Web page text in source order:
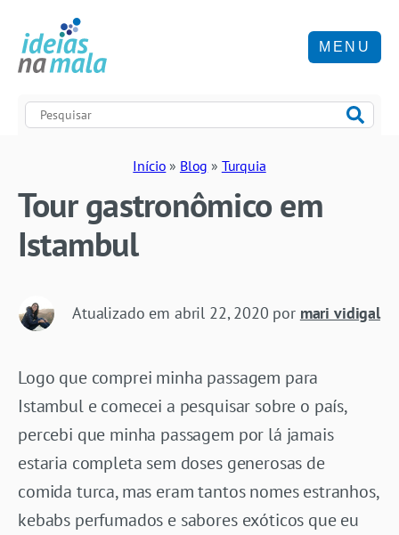
MENU
Início » Blog » Turquia
Tour gastronômico em
Istambul
Atualizado em abril 22, 2020 por mari vidigal
Logo que comprei minha passagem para
Istambul e comecei a pesquisar sobre o país,
percebi que minha passagem por lá jamais
estaria completa sem doses generosas de
comida turca, mas eram tantos nomes estranhos,
kebabs perfumados e sabores exóticos que eu